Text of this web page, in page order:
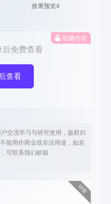
效果预览4
隐藏内容
免费查看
查看
交流学习与研究使用，版权归
能用作商业或非法用途，如若
可联系我们邮箱
详情